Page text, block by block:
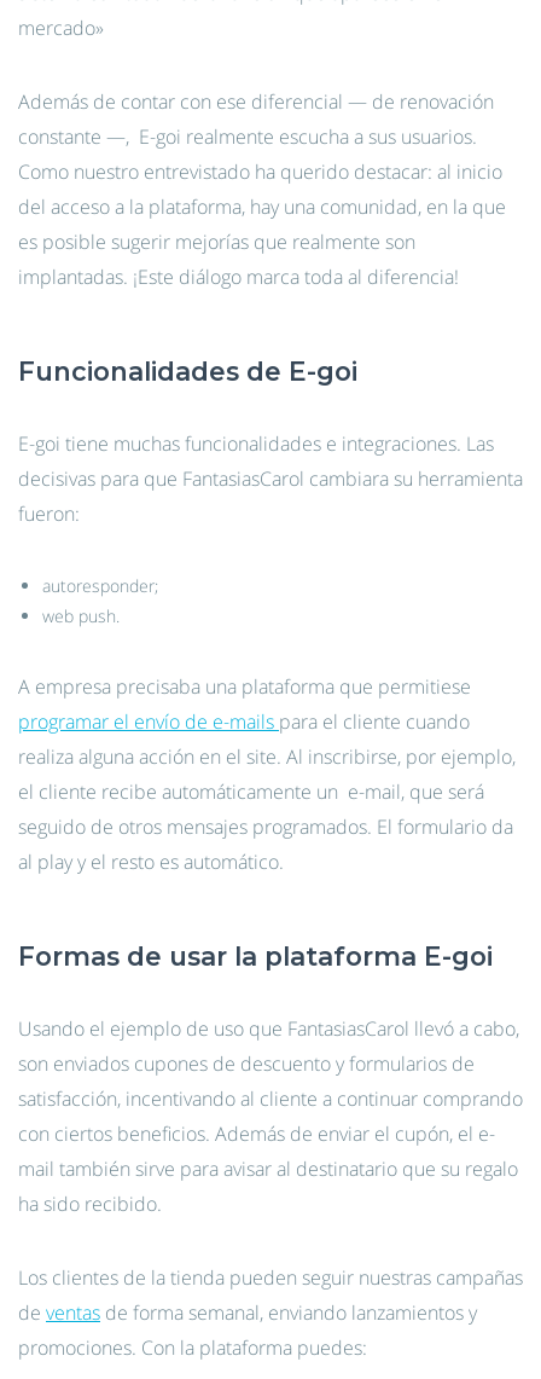
mercado»
Además de contar con ese diferencial — de renovación
constante —, E-goi realmente escucha a sus usuarios.
Como nuestro entrevistado ha querido destacar: al inicio
del acceso a la plataforma, hay una comunidad, en la que
es posible sugerir mejorías que realmente son
implantadas. ¡Este diálogo marca toda al diferencia!
Funcionalidades de E-goi
E-goi tiene muchas funcionalidades e integraciones. Las
decisivas para que FantasiasCarol cambiara su herramienta
fueron:
autoresponder;
web push.
A empresa precisaba una plataforma que permitiese
programar el envío de e-mails para el cliente cuando
realiza alguna acción en el site. Al inscribirse, por ejemplo,
el cliente recibe automáticamente un e-mail, que será
seguido de otros mensajes programados. El formulario da
al play y el resto es automático.
Formas de usar la plataforma E-goi
Usando el ejemplo de uso que FantasiasCarol llevó a cabo,
son enviados cupones de descuento y formularios de
satisfacción, incentivando al cliente a continuar comprando
con ciertos beneficios. Además de enviar el cupón, el e-
mail también sirve para avisar al destinatario que su regalo
ha sido recibido.
Los clientes de la tienda pueden seguir nuestras campañas
de ventas de forma semanal, enviando lanzamientos y
promociones. Con la plataforma puedes: